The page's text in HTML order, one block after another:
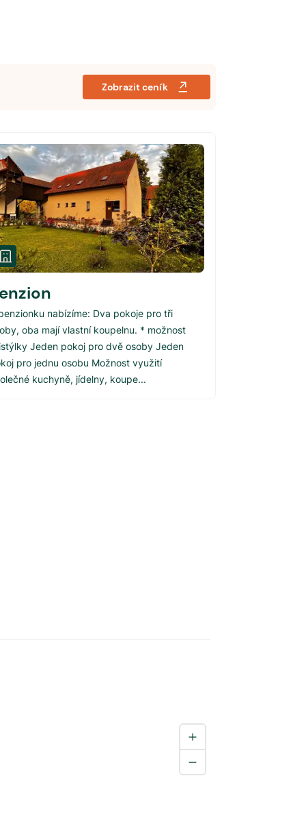
Zobrazit ceník
nabízíme: Dva pokoje pro tři
oba mají vlastní koupelnu. * možnost
Jeden pokoj pro dvě osoby Jeden
pro jednu osobu Možnost využití
kuchyně, jídelny, koupe...